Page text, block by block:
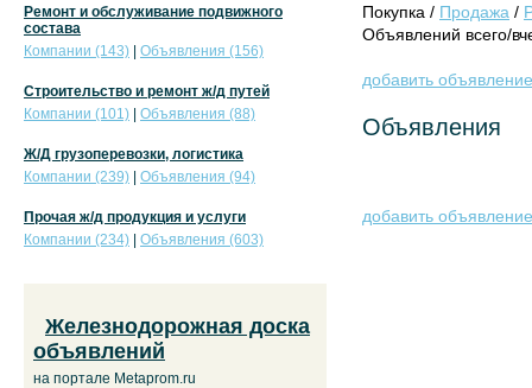
Покупка / Продажа /
Объявлений всего/
добавить объявление
Объявления
добавить объявление
Ремонт и обслуживание подвижного
состава
Компании (143)
Объявления (156)
Строительство и ремонт ж/д путей
Компании (101)
Объявления (88)
Ж/Д грузоперевозки, логистика
Компании (239)
Объявления (94)
Прочая ж/д продукция и услуги
Компании (234)
Объявления (603)
Железнодорожная доска
объявлений
на портале Metaprom.ru